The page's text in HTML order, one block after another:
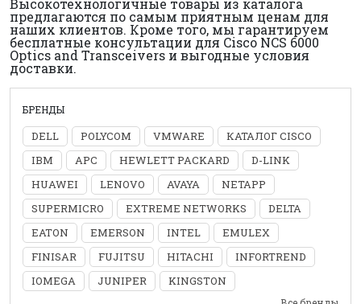
Высокотехнологичные товары из каталога
предлагаются по самым приятным ценам для
наших клиентов. Кроме того, мы гарантируем
бесплатные консультации для Cisco NCS 6000
Optics and Transceivers и выгодные условия
доставки.
БРЕНДЫ
DELL POLYCOM VMWARE
КАТАЛОГ CISCO
IBM
APC HEWLETT PACKARD
D-LINK
HUAWEI
LENOVO AVAYA
NETAPP
SUPERMICRO
EXTREME NETWORKS
DELTA
EATON
EMERSON INTEL
EMULEX
FINISAR
FUJITSU HITACHI
INFORTREND
IOMEGA
JUNIPER KINGSTON